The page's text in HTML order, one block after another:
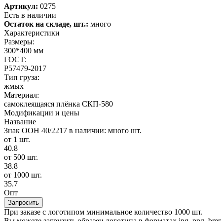
Артикул: 0275
Есть в наличии
Остаток на складе, шт.: много
Характеристики
Размеры:
300*400 мм
ГОСТ:
Р57479-2017
Тип груза:
жмых
Материал:
самоклеящаяся плёнка СКП-580
Модификации и цены
Название
Знак ООН 40/2217 в наличии: много шт.
от 1 шт.
40.8
от 500 шт.
38.8
от 1000 шт.
35.7
Опт
Запросить
При заказе с логотипом минимальное количество 1000 шт.